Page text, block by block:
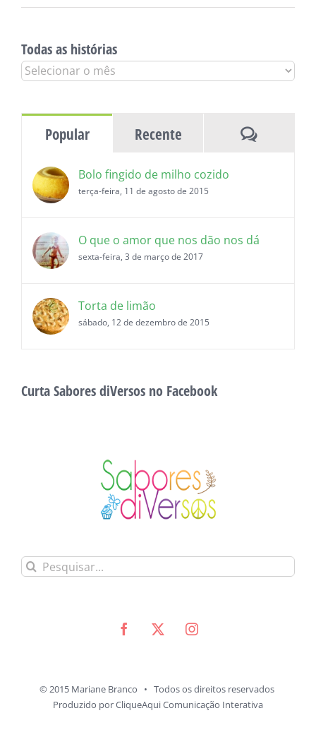
Todas as histórias
Todas
Popular Recente
Bolo fingido de milho cozido
terça-feira, 11 de agosto de 2015
O que o amor que nos dão nos dá
sexta-feira, 3 de março de 2017
Torta de limão
sábado, 12 de dezembro de 2015
Curta Sabores diVersos no Facebook
Buscar
© 2015 Mariane Branco • Todos os direitos reservados
Produzido porCliqueAqui Comunicação Interativa